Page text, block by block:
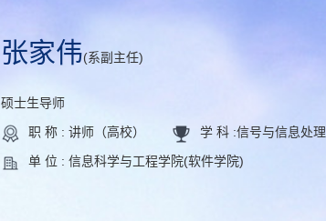
张家伟(系副主任)
硕士生导师
职 称 : 讲师（高校）
学 科 :信号与信息处理
单 位 : 信息科学与工程学院(软件学院)